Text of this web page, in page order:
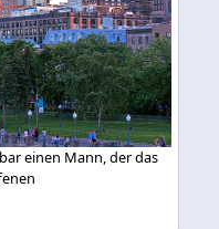
einen Mann, der das